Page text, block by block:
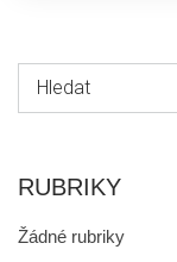
Hledat:
RUBRIKY
Žádné rubriky